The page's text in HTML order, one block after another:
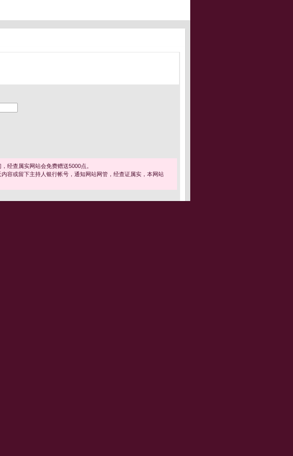
经查属实网站会免费赠送5000点。
容或留下主持人银行帐号，通知网站网管，经查证属实，本网站